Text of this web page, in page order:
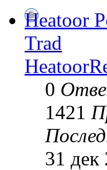
Heatoor
Trad
0
1421
31 дек